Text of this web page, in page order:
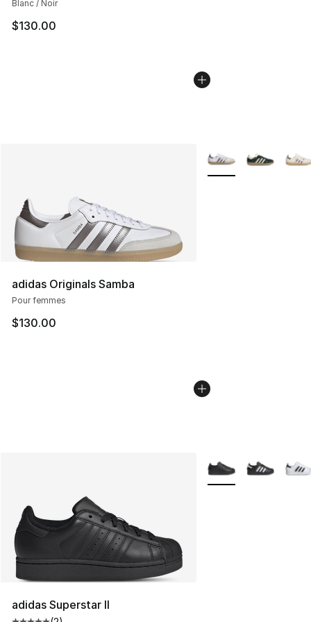
Blanc / Noir
$130.00
adidas Originals Samba
Pour femmes
$130.00
Plus de couleurs
adidas Superstar II
Plus de couleurs